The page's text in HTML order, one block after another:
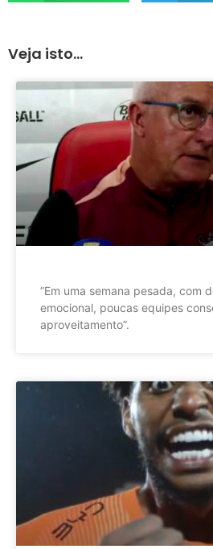
Veja isto...
”Em uma semana pesada, com
emocional, poucas equipes
aproveitamento”.